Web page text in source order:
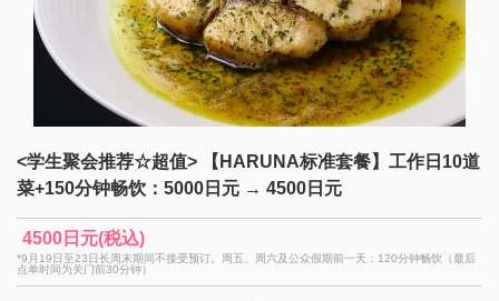
<学生聚会推荐☆超值> 【HARUNA标准套餐】工作日10道
菜+150分钟畅饮：5000日元 → 4500日元
4500日元(税込)
*9月19日至23日长周末期间不接受预订。周五、周六及公众假期前一天：120分钟畅饮（最后
点单时间为关门前30分钟）